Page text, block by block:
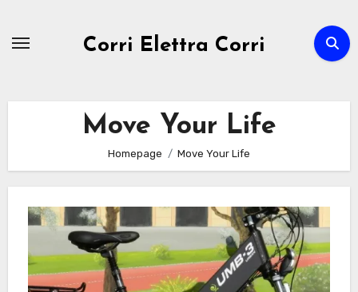
Corri Elettra Corri
Move Your Life
Homepage Move Your Life